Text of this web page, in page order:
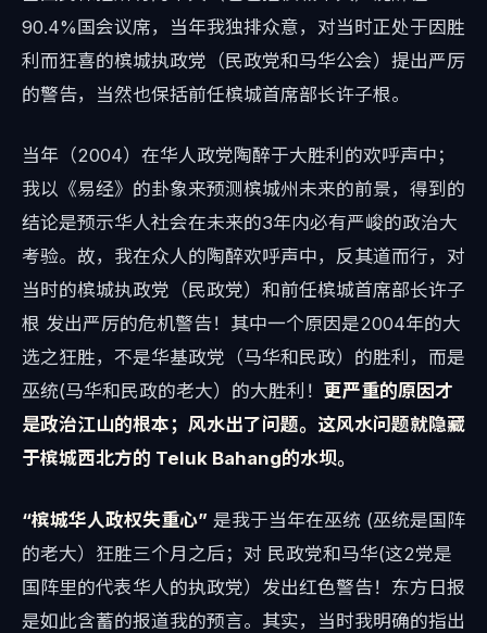
90.4%国会议席，当年我独排众意，对当时正处于因胜
利而狂喜的槟城执政党（民政党和马华公会）提出严厉
的警告，当然也保括前任槟城首席部长许子根。
当年（2004）在华人政党陶醉于大胜利的欢呼声中；
我以《易经》的卦象来预测槟城州未来的前景，得到的
结论是预示华人社会在未来的3年内必有严峻的政治大
考验。故，我在众人的陶醉欢呼声中，反其道而行，对
当时的槟城执政党（民政党）和前任槟城首席部长许子
根 发出严厉的危机警告！其中一个原因是2004年的大
选之狂胜，不是华基政党（马华和民政）的胜利，而是
巫统(马华和民政的老大）的大胜利！ 更严重的原因才
是政治江山的根本；风水出了问题。这风水问题就隐藏
于槟城西北方的 Teluk Bahang的水坝。
“槟城华人政权失重心” 是我于当年在巫统 (巫统是国阵
的老大）狂胜三个月之后；对 民政党和马华(这2党是
国阵里的代表华人的执政党）发出红色警告！东方日报
是如此含蓄的报道我的预言。其实，当时我明确的指出